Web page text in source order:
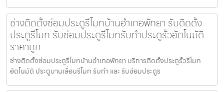
ช่างติดตั้งซ่อมประตูรีโมทบ้านอำเภอพัทยา รับติดตั้ง
ประตูรีโมท รับซ่อมประตูรีโมทรับทำประตูรั้วอัตโนมัติ
ราคาถูก
ช่างติดตั้งซ่อมประตูรีโมทบ้านอำเภอพัทยา บริการติดตั้งประตูรั้วรีโมท
อัตโนมัติ ประตูบานเลื่อนรีโมท รับทำ และ รับซ่อมประตูร